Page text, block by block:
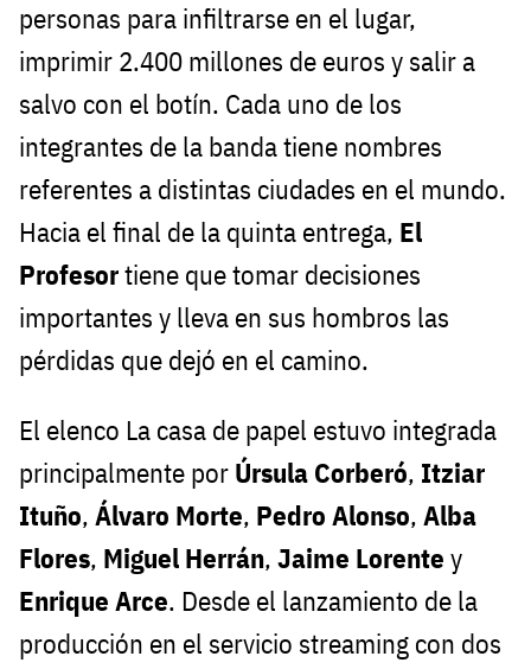
personas para infiltrarse en el lugar,
imprimir 2.400 millones de euros y salir a
salvo con el botín. Cada uno de los
integrantes de la banda tiene nombres
referentes a distintas ciudades en el mundo.
Hacia el final de la quinta entrega, El
Profesortiene que tomar decisiones
importantes y lleva en sus hombros las
pérdidas que dejó en el camino.
El elenco La casa de papel estuvo integrada
principalmente por Úrsula Corberó, Itziar
Ituño, Álvaro Morte, Pedro Alonso, Alba
Flores, Miguel Herrán, Jaime Lorente y
Enrique Arce. Desde el lanzamiento de la
producción en el servicio streaming con dos